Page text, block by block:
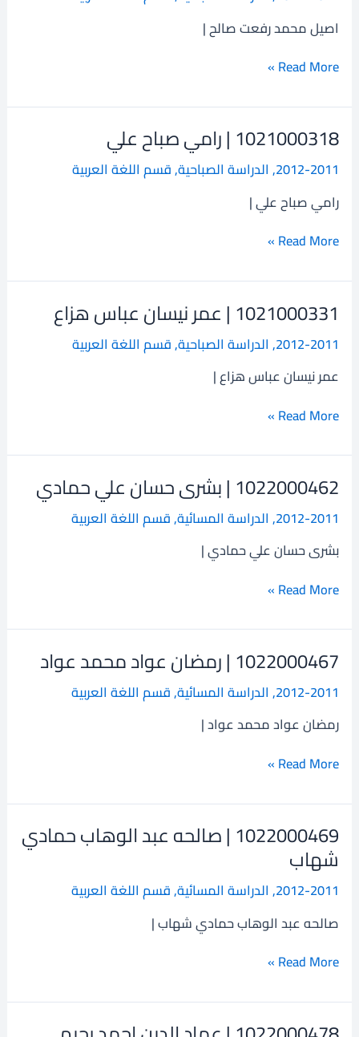
اصيل محمد رفعت صالح |
محمد
رفعت
صالح
Read More »
1021000318 | رامي صباح علي
2012-2011
, الدراسة الصباحية,قسم اللغة العربية
رامي صباح علي |
1021000318
رامي
صباح
علي
Read More »
1021000331 | عمر نيسان عباس هزاع
2012-2011
, الدراسة الصباحية,قسم اللغة العربية
عمر نيسان عباس هزاع |
1021000331
عمر
نيسان
عباس
هزاع
Read More »
1022000462 | بشرى حسان علي حمادي
2012-2011
, الدراسة المسائية,قسم اللغة العربية
بشرى حسان علي حمادي |
1022000462
بشرى
حسان
علي
حمادي
Read More »
1022000467 | رمضان عواد محمد عواد
2012-2011
, الدراسة المسائية,قسم اللغة العربية
رمضان عواد محمد عواد |
1022000467
رمضان
عواد
محمد
عواد
Read More »
1022000469 | صالحه عبد الوهاب حمادي
شهاب
2012-2011
, الدراسة المسائية,قسم اللغة العربية
صالحه عبد الوهاب حمادي شهاب |
1022000469
|
صالحه
عبد
حمادي
Read More »
1022000478